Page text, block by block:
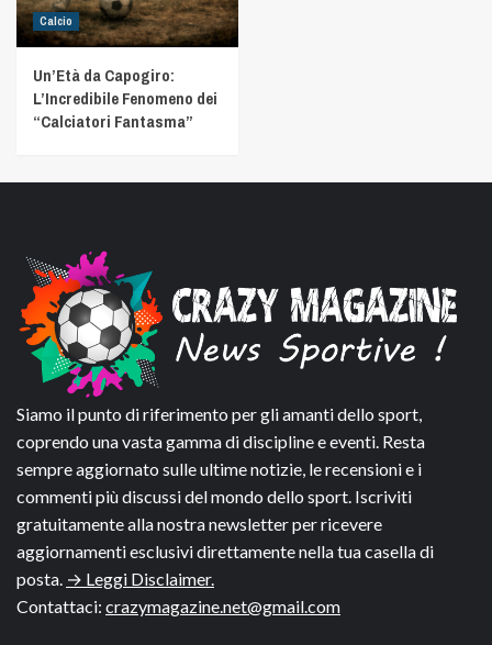
Calcio
Un’Età da Capogiro:
L’Incredibile Fenomeno dei
“Calciatori Fantasma”
Siamo il punto di riferimento per gli amanti dello sport,
coprendo una vasta gamma di discipline e eventi. Resta
sempre aggiornato sulle ultime notizie, le recensioni e i
commenti più discussi del mondo dello sport. Iscriviti
gratuitamente alla nostra newsletter per ricevere
aggiornamenti esclusivi direttamente nella tua casella di
posta. → Leggi Disclaimer.
Contattaci: crazymagazine.net@gmail.com